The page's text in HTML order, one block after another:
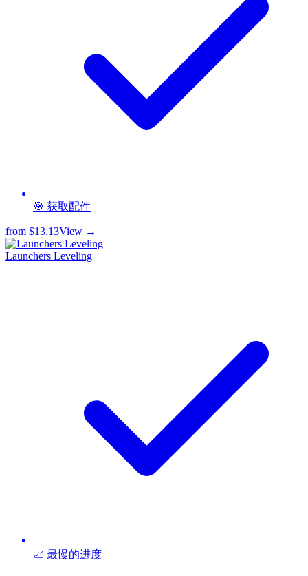
🎯 获取配件
from $13.13View →
Launchers Leveling
📈 最慢的进度